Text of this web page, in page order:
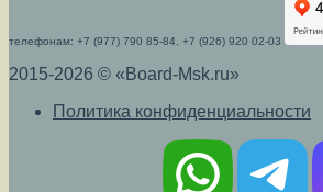
телефонам: +7 (977) 790 85-84, +7 (926) 920 02-03
2015-2026 © «Board-Msk.ru»
Политика конфиденциальности